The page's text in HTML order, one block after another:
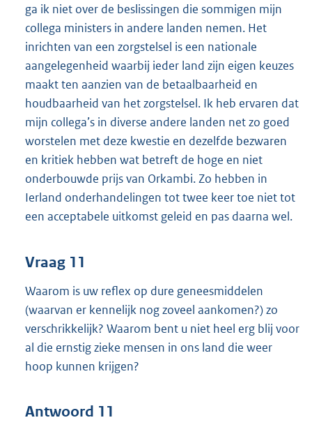
ga ik niet over de beslissingen die sommigen mijn
collega ministers in andere landen nemen. Het
inrichten van een zorgstelsel is een nationale
aangelegenheid waarbij ieder land zijn eigen keuzes
maakt ten aanzien van de betaalbaarheid en
houdbaarheid van het zorgstelsel. Ik heb ervaren dat
mijn collega’s in diverse andere landen net zo goed
worstelen met deze kwestie en dezelfde bezwaren
en kritiek hebben wat betreft de hoge en niet
onderbouwde prijs van Orkambi. Zo hebben in
Ierland onderhandelingen tot twee keer toe niet tot
een acceptabele uitkomst geleid en pas daarna wel.
Vraag 11
Waarom is uw reflex op dure geneesmiddelen
(waarvan er kennelijk nog zoveel aankomen?) zo
verschrikkelijk? Waarom bent u niet heel erg blij voor
al die ernstig zieke mensen in ons land die weer
hoop kunnen krijgen?
Antwoord 11